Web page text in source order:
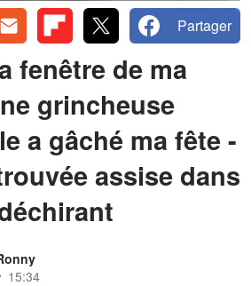
Partager
fenêtre de ma
grincheuse
a gâché ma fête -
assise dans
15:34